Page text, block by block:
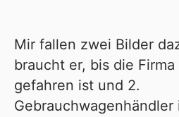
Mir fallen zwei Bilder
braucht er, bis die Firma
gefahren ist und 2.